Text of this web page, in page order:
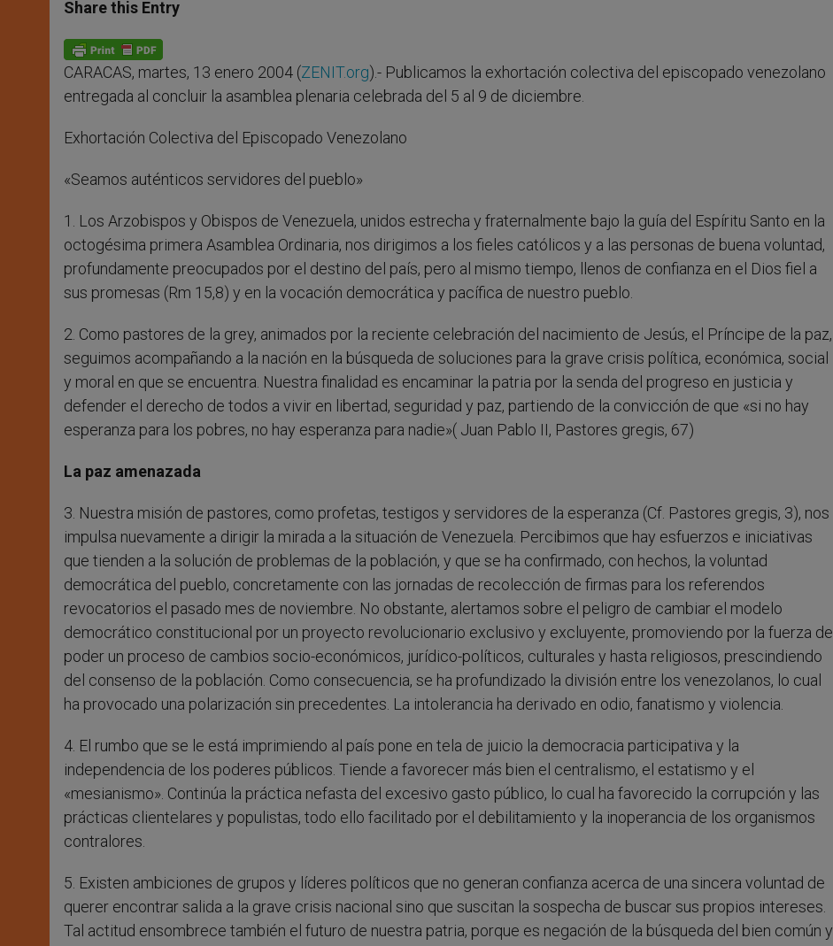
s
p
p
e
g
e
r
b
o
k
Share this Entry
CARACAS, martes, 13 enero 2004 (ZENIT.org).- Publicamos la exhortación colectiva del episcopado venezolano
entregada al concluir la asamblea plenaria celebrada del 5 al 9 de diciembre.
Exhortación Colectiva del Episcopado Venezolano
«Seamos auténticos servidores del pueblo»
1. Los Arzobispos y Obispos de Venezuela, unidos estrecha y fraternalmente bajo la guía del Espíritu Santo en la
octogésima primera Asamblea Ordinaria, nos dirigimos a los fieles católicos y a las personas de buena voluntad,
profundamente preocupados por el destino del país, pero al mismo tiempo, llenos de confianza en el Dios fiel a
sus promesas (Rm 15,8) y en la vocación democrática y pacífica de nuestro pueblo.
2. Como pastores de la grey, animados por la reciente celebración del nacimiento de Jesús, el Príncipe de la paz,
seguimos acompañando a la nación en la búsqueda de soluciones para la grave crisis política, económica, social
y moral en que se encuentra. Nuestra finalidad es encaminar la patria por la senda del progreso en justicia y
defender el derecho de todos a vivir en libertad, seguridad y paz, partiendo de la convicción de que «si no hay
esperanza para los pobres, no hay esperanza para nadie»( Juan Pablo II, Pastores gregis, 67)
La paz amenazada
3. Nuestra misión de pastores, como profetas, testigos y servidores de la esperanza (Cf. Pastores gregis, 3), nos
impulsa nuevamente a dirigir la mirada a la situación de Venezuela. Percibimos que hay esfuerzos e iniciativas
que tienden a la solución de problemas de la población, y que se ha confirmado, con hechos, la voluntad
democrática del pueblo, concretamente con las jornadas de recolección de firmas para los referendos
revocatorios el pasado mes de noviembre. No obstante, alertamos sobre el peligro de cambiar el modelo
democrático constitucional por un proyecto revolucionario exclusivo y excluyente, promoviendo por la fuerza del
poder un proceso de cambios socio-económicos, jurídico-políticos, culturales y hasta religiosos, prescindiendo
del consenso de la población. Como consecuencia, se ha profundizado la división entre los venezolanos, lo cual
ha provocado una polarización sin precedentes. La intolerancia ha derivado en odio, fanatismo y violencia.
4. El rumbo que se le está imprimiendo al país pone en tela de juicio la democracia participativa y la
independencia de los poderes públicos. Tiende a favorecer más bien el centralismo, el estatismo y el
«mesianismo». Continúa la práctica nefasta del excesivo gasto público, lo cual ha favorecido la corrupción y las
prácticas clientelares y populistas, todo ello facilitado por el debilitamiento y la inoperancia de los organismos
contralores.
5. Existen ambiciones de grupos y líderes políticos que no generan confianza acerca de una sincera voluntad de
querer encontrar salida a la grave crisis nacional sino que suscitan la sospecha de buscar sus propios intereses.
Tal actitud ensombrece también el futuro de nuestra patria, porque es negación de la búsqueda del bien común y